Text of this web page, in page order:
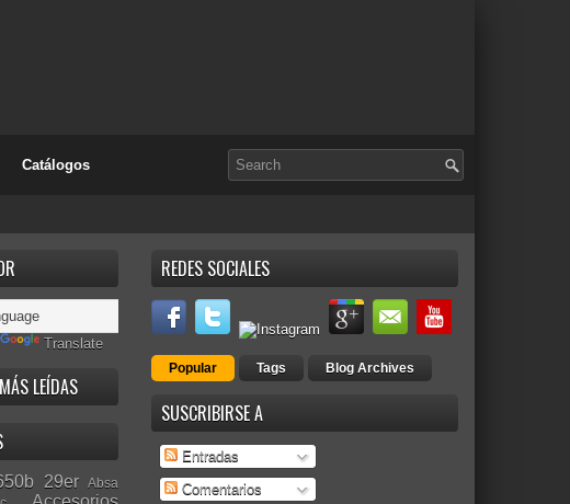
Catálogos
REDES SOCIALES
Popular Tags Blog Archives
SUSCRIBIRSE A
Entradas
Comentarios
Translate
LEÍDAS
29er
Absa